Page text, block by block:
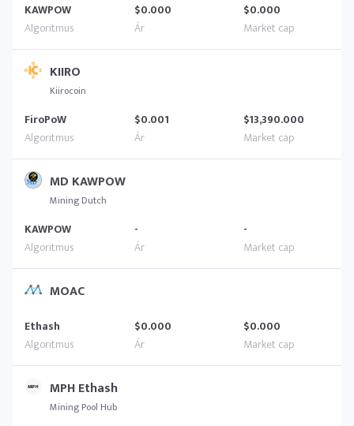
KAWPOW $0.000 $0.000
KIIRO
Kiirocoin
FiroPoW $0.001 $13,390.000
MD KAWPOW
Mining Dutch
KAWPOW - -
MOAC
Ethash $0.000 $0.000
MPH Ethash
Mining Pool Hub